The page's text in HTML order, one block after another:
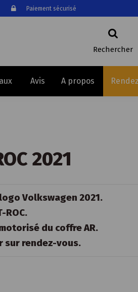
Paiement sécurisé
Rechercher
A propos
Avis
2021
Volkswagen 2021.
ROC.
du coffre AR.
rendez-vous.